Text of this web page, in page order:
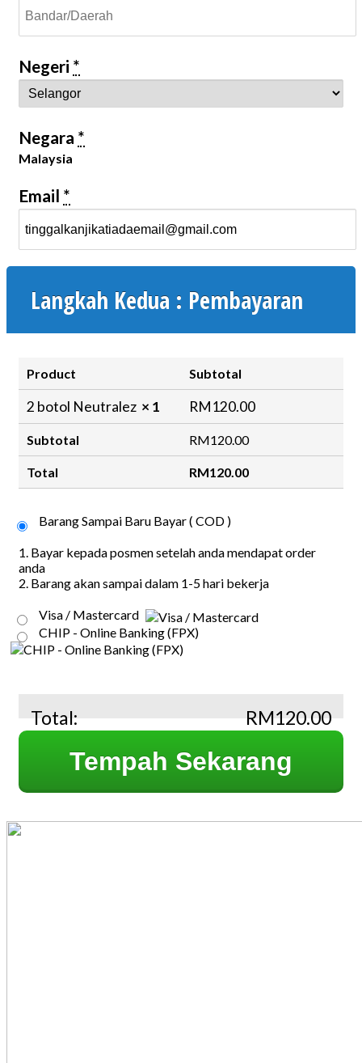
Negeri *
Negara *
Malaysia
Email *
Langkah Kedua : Pembayaran
Product Subtotal
2 botol Neutralez × 1 RM120.00
Subtotal RM120.00
Total RM120.00
Barang Sampai Baru Bayar ( COD )
1. Bayar kepada posmen setelah anda mendapat order
anda
2. Barang akan sampai dalam 1-5 hari bekerja
Visa / Mastercard
CHIP - Online Banking (FPX)
Total: RM120.00
Tempah Sekarang